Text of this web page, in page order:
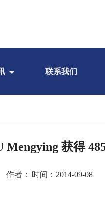
联系我们
Mengying 获得
作者： |时间：2014-09-08